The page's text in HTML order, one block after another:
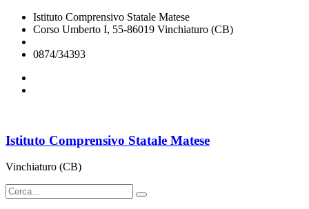
Istituto Comprensivo Statale Matese
Corso Umberto I, 55-86019 Vinchiaturo (CB)
0874/34393
Istituto Comprensivo Statale Matese
Vinchiaturo (CB)